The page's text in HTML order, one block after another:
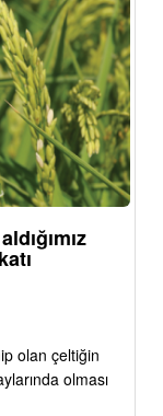
olan çeltiğin
olması